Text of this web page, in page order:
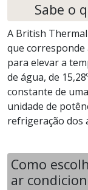
Sabe o
A British
que corresponde
para elevar a
de água, de
constante de
unidade de
refrigeração dos
Como
ar